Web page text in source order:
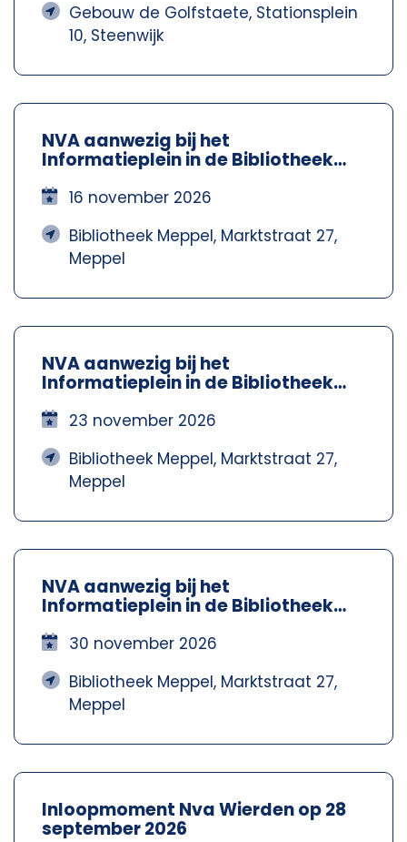
Gebouw de Golfstaete, Stationsplein
10, Steenwijk
NVA aanwezig bij het
Informatieplein in de Bibliotheek
Meppel
16 november 2026
Bibliotheek Meppel, Marktstraat 27,
Meppel
NVA aanwezig bij het
Informatieplein in de Bibliotheek
Meppel
23 november 2026
Bibliotheek Meppel, Marktstraat 27,
Meppel
NVA aanwezig bij het
Informatieplein in de Bibliotheek
Meppel
30 november 2026
Bibliotheek Meppel, Marktstraat 27,
Meppel
Inloopmoment Nva Wierden op 28
september 2026